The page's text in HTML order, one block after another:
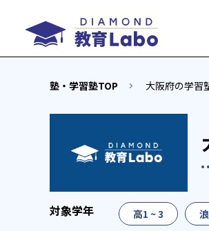
塾・学習塾TOP 大阪府の学習
高1 ~ 3